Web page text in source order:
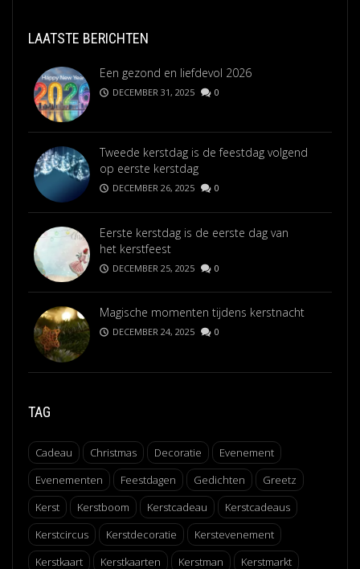
LAATSTE BERICHTEN
Een gezond en liefdevol 2026
DECEMBER 31, 2025 0
Tweede kerstdag is de feestdag volgend
op eerste kerstdag
DECEMBER 26, 2025 0
Eerste kerstdag is de eerste dag van
het kerstfeest
DECEMBER 25, 2025 0
Magische momenten tijdens kerstnacht
DECEMBER 24, 2025 0
TAG
Cadeau Christmas Decoratie
Evenement
Evenementen
Feestdagen Gedichten
Greetz
Kerst
Kerstboom Kerstcadeau
Kerstcadeaus
Kerstcircus
Kerstdecoratie
Kerstevenement
Kerstkaart
Kerstkaarten Kerstman Kerstmarkt